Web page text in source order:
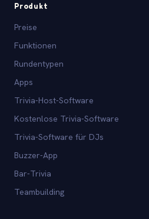
Produkt
Preise
Funktionen
Rundentypen
Apps
Trivia-Host-Software
Kostenlose Trivia-Software
Trivia-Software für DJs
Buzzer-App
Bar-Trivia
Teambuilding